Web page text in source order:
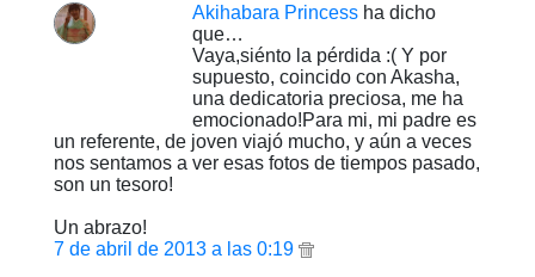
Akihabara Princess ha dicho
que…
Vaya,siénto la pérdida :( Y por
supuesto, coincido con Akasha,
una dedicatoria preciosa, me ha
emocionado!Para mi, mi padre es
un referente, de joven viajó mucho, y aún a veces
nos sentamos a ver esas fotos de tiempos pasado,
son un tesoro!
Un abrazo!
7 de abril de 2013 a las 0:19